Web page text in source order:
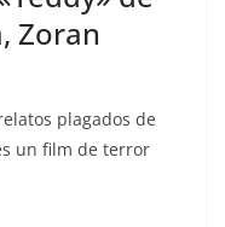
Zoran
plagados de
un film de terror